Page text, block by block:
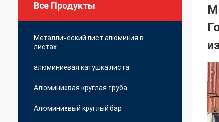
Все Продукты
Металлический лист алюминия в
листах
алюминиевая катушка листа
Алюминиевая круглая труба
Алюминиевый круглый бар